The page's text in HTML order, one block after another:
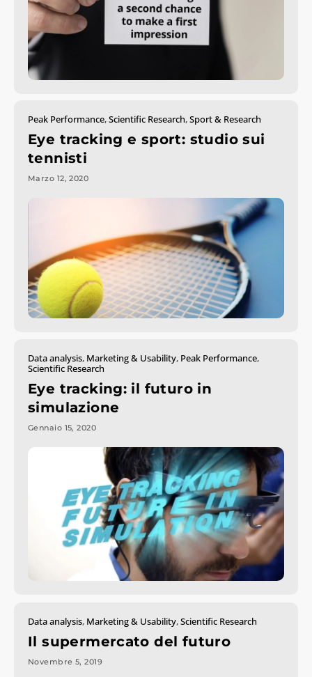
Peak Performance,Scientific Research,Sport & Research
Eye tracking e sport: studio sui
tennisti
Marzo 12, 2020
Data analysis, Marketing & Usability, Peak Performance,
Scientific Research
Eye tracking: il futuro in
simulazione
Gennaio 15, 2020
Data analysis, Marketing & Usability,Scientific Research
Il supermercato del futuro
Novembre 5, 2019